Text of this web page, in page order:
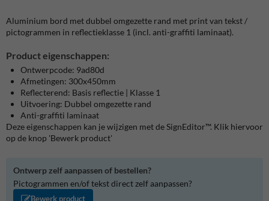
Aluminium bord met dubbel omgezette rand met print van tekst /
pictogrammen in reflectieklasse 1 (incl. anti-graffiti laminaat).
Product eigenschappen:
Ontwerpcode: 9ad80d
Afmetingen: 300x450mm
Reflecterend: Basis reflectie | Klasse 1
Uitvoering: Dubbel omgezette rand
Anti-graffiti laminaat
Deze eigenschappen kan je wijzigen met de SignEditor™. Klik hiervoor
op de knop 'Bewerk product'
Ontwerp zelf aanpassen of bestellen?
Pictogrammen en/of tekst direct zelf aanpassen?
Bewerk product